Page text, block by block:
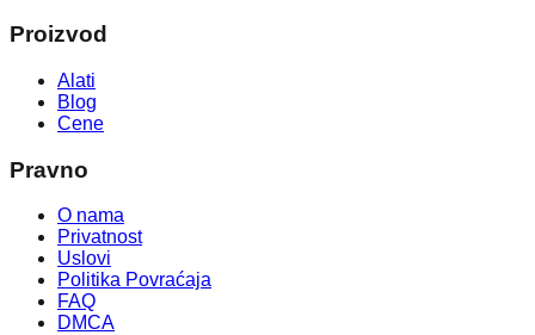
Proizvod
Alati
Blog
Cene
Pravno
O nama
Privatnost
Uslovi
Politika Povraćaja
FAQ
DMCA